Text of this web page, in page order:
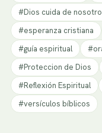
#Dios cuida de
#esperanza cristiana
#guía espiritual
#Proteccion de Dios
#Reflexión Espiritual
#versículos bíblicos